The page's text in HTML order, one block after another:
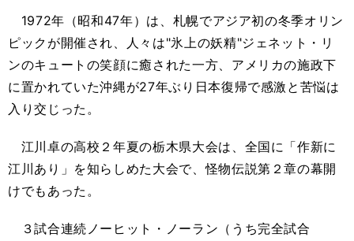
1972年（昭和47年）は、札幌でアジア初の冬季オリン
ピックが開催され、人々は"氷上の妖精"ジェネット・リ
ンのキュートの笑顔に癒された一方、アメリカの施政下
に置かれていた沖縄が27年ぶり日本復帰で感激と苦悩は
入り交じった。
江川卓の高校２年夏の栃木県大会は、全国に「作新に
江川あり」を知らしめた大会で、怪物伝説第２章の幕開
けでもあった。
３試合連続ノーヒット・ノーラン（うち完全試合